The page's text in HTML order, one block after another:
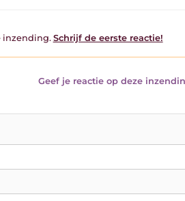
inzending. Schrijf de eerste reactie!
Geef je reactie op deze